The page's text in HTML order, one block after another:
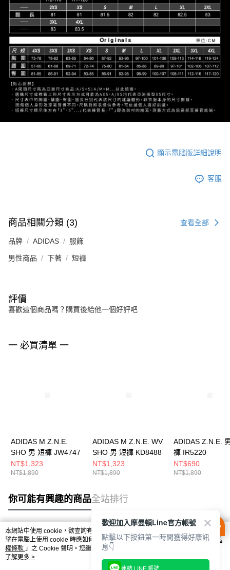
顯示電腦版詳細說明
客服
商品相關分類 (3) 查看全部
品牌 ADIDAS 服飾
男性商品 下著 短褲
評價
喜歡這個商品嗎？購買後給他一個好評吧
一 必買清單 一
ADIDAS M Z.N.E.
SHO 男 短褲 JW4747
NT$1,323
NT$1,890
ADIDAS M Z.N.E. WV
SHO 男 短褲 KD8488
NT$1,323
NT$1,890
ADIDAS Z.N.E.
褲 IR5220
NT$690
NT$1,890
你可能有興趣的商品全站排行
熱門標籤
本網站中使用 cookie，欲查詢有關本網站使用 cookie 方式之詳情，及若您不希
望在電腦上使用 cookie 時應如何變更電腦的 cookie 設定，請參閱本網站「
隱私
權條款 」之 Cookie 聲明。您繼續使用本網站即表示您同意本公司得按本網站使
用條款之 Cookie 聲明使用 cookie。
了解更多 >
歡迎加入摩曼頓Line官方帳號
點擊以下按鈕第一時間獲得好康訊
息👇
連結 LINE 帳號